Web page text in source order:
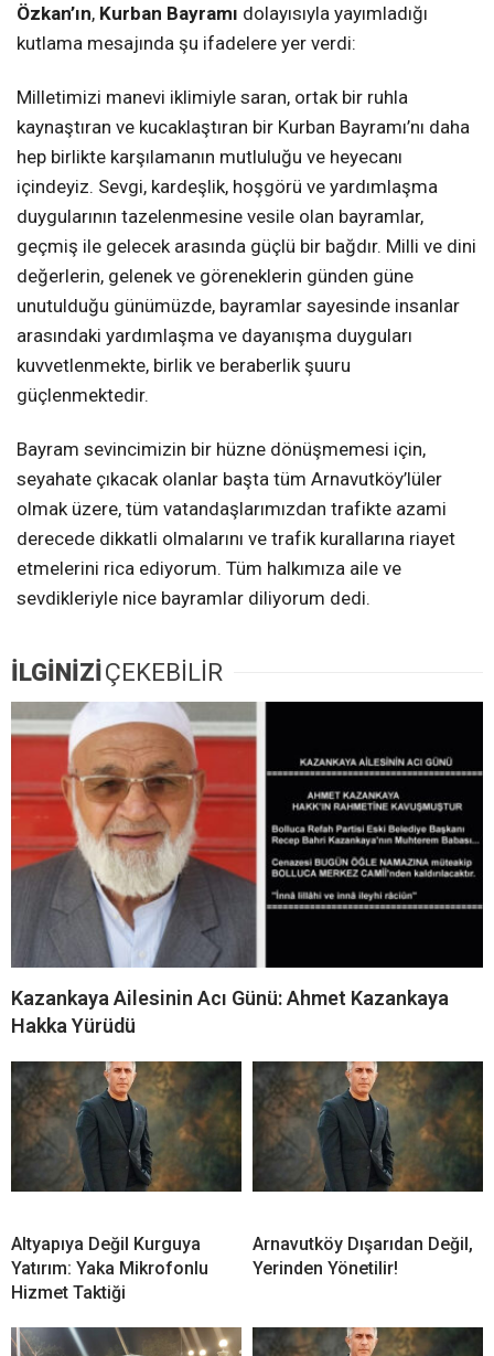
Özkan’ın, Kurban Bayramı dolayısıyla yayımladığı
kutlama mesajında şu ifadelere yer verdi:
Milletimizi manevi iklimiyle saran, ortak bir ruhla
kaynaştıran ve kucaklaştıran bir Kurban Bayramı’nı daha
hep birlikte karşılamanın mutluluğu ve heyecanı
içindeyiz. Sevgi, kardeşlik, hoşgörü ve yardımlaşma
duygularının tazelenmesine vesile olan bayramlar,
geçmiş ile gelecek arasında güçlü bir bağdır. Milli ve dini
değerlerin, gelenek ve göreneklerin günden güne
unutulduğu günümüzde, bayramlar sayesinde insanlar
arasındaki yardımlaşma ve dayanışma duyguları
kuvvetlenmekte, birlik ve beraberlik şuuru
güçlenmektedir.
Bayram sevincimizin bir hüzne dönüşmemesi için,
seyahate çıkacak olanlar başta tüm Arnavutköy’lüler
olmak üzere, tüm vatandaşlarımızdan trafikte azami
derecede dikkatli olmalarını ve trafik kurallarına riayet
etmelerini rica ediyorum. Tüm halkımıza aile ve
sevdikleriyle nice bayramlar diliyorum dedi.
İLGİNİZİ ÇEKEBİLİR
Kazankaya Ailesinin Acı Günü: Ahmet Kazankaya
Hakka Yürüdü
Altyapıya Değil Kurguya
Yatırım: Yaka Mikrofonlu
Hizmet Taktiği
Arnavutköy Dışarıdan Değil,
Yerinden Yönetilir!